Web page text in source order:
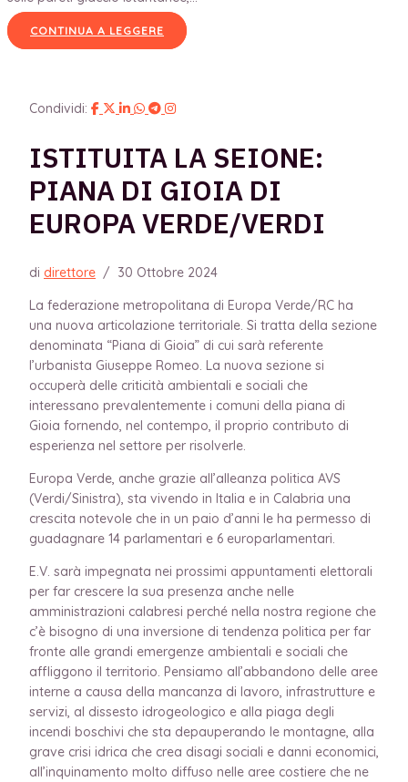
CONTINUA A LEGGERE
Condividi:
ISTITUITA LA SEIONE:
PIANA DI GIOIA DI
EUROPA VERDE/VERDI
di direttore / 30 Ottobre 2024
La federazione metropolitana di Europa Verde/RC ha
una nuova articolazione territoriale. Si tratta della sezione
denominata “Piana di Gioia” di cui sarà referente
l’urbanista Giuseppe Romeo. La nuova sezione si
occuperà delle criticità ambientali e sociali che
interessano prevalentemente i comuni della piana di
Gioia fornendo, nel contempo, il proprio contributo di
esperienza nel settore per risolverle.
Europa Verde, anche grazie all’alleanza politica AVS
(Verdi/Sinistra), sta vivendo in Italia e in Calabria una
crescita notevole che in un paio d’anni le ha permesso di
guadagnare 14 parlamentari e 6 europarlamentari.
E.V. sarà impegnata nei prossimi appuntamenti elettorali
per far crescere la sua presenza anche nelle
amministrazioni calabresi perché nella nostra regione che
c’è bisogno di una inversione di tendenza politica per far
fronte alle grandi emergenze ambientali e sociali che
affliggono il territorio. Pensiamo all’abbandono delle aree
interne a causa della mancanza di lavoro, infrastrutture e
servizi, al dissesto idrogeologico e alla piaga degli
incendi boschivi che sta depauperando le montagne, alla
grave crisi idrica che crea disagi sociali e danni economici,
all’inquinamento molto diffuso nelle aree costiere che ne